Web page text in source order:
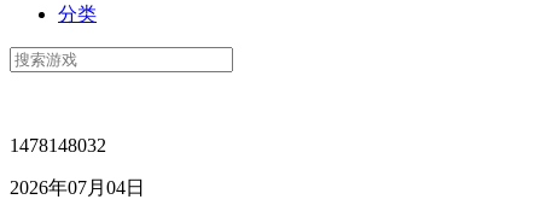
分类
1478148032
2026年07月04日